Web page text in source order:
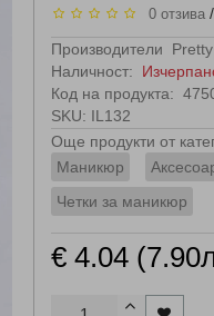
0 отзива /
Производители
Pretty
Наличност:
Код на продукта:
SKU: IL132
Още продукти от
Маникюр
Четки за маникюр
€ 4.04